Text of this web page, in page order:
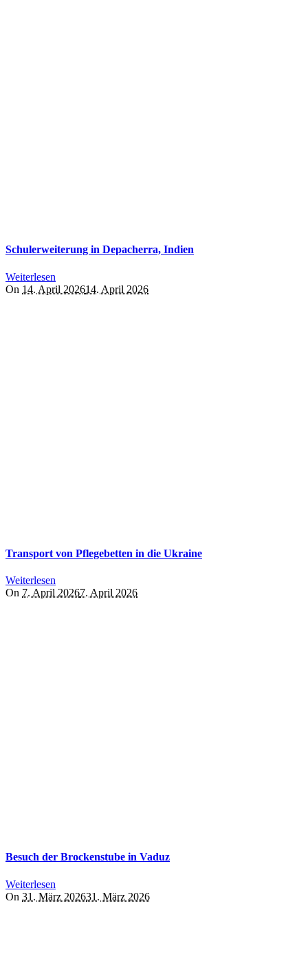
Schulerweiterung in Depacherra, Indien
Weiterlesen
On 14. April 202614. April 2026
Transport von Pflegebetten in die Ukraine
Weiterlesen
On 7. April 20267. April 2026
Besuch der Brockenstube in Vaduz
Weiterlesen
On 31. März 202631. März 2026